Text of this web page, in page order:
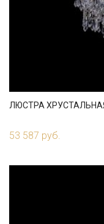
ЛЮСТРА ХРУСТАЛЬНАЯ
53 587 руб.